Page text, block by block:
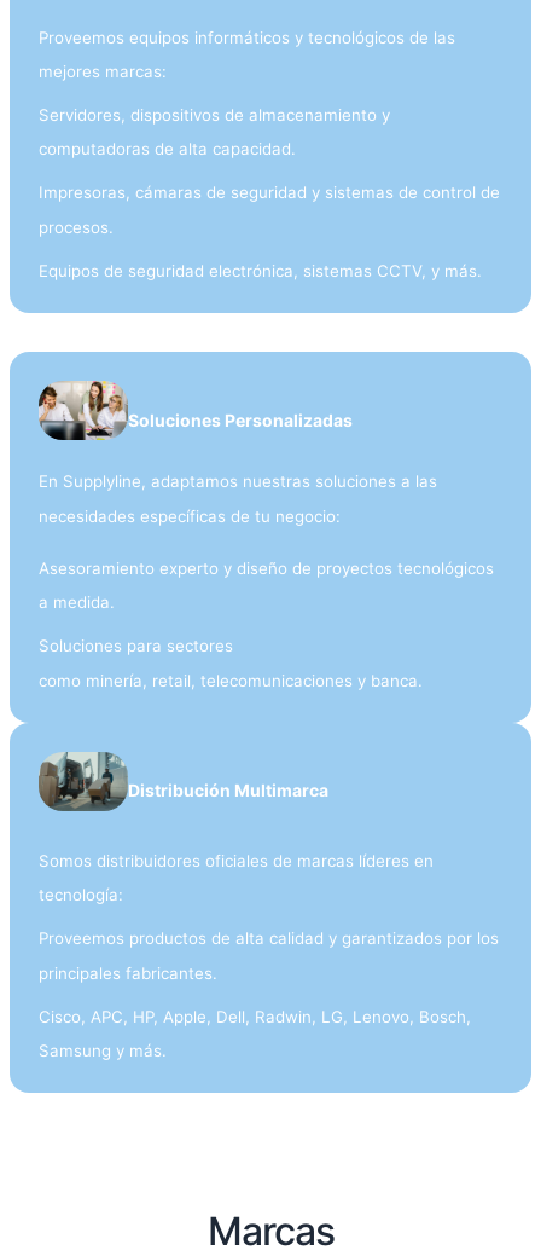
Proveemos equipos informáticos y tecnológicos de las
mejores marcas:
Servidores, dispositivos de almacenamiento y
computadoras de alta capacidad.
Impresoras, cámaras de seguridad y sistemas de control de
procesos.
Equipos de seguridad electrónica, sistemas CCTV, y más.
Soluciones Personalizadas
En Supplyline, adaptamos nuestras soluciones a las
necesidades específicas de tu negocio:
Asesoramiento experto y diseño de proyectos tecnológicos
a medida.
Soluciones para sectores
como minería, retail, telecomunicaciones y banca.
Distribución Multimarca
Somos distribuidores oficiales de marcas líderes en
tecnología:
Proveemos productos de alta calidad y garantizados por los
principales fabricantes.
Cisco, APC, HP, Apple, Dell, Radwin, LG, Lenovo, Bosch,
Samsung y más.
Marcas